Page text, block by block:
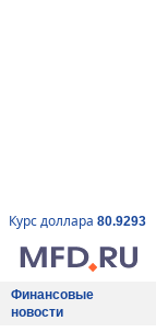
Курс доллара 80.9293
Финансовые
новости